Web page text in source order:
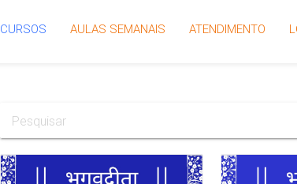
CURSOS AULAS SEMANAIS ATENDIMENTO